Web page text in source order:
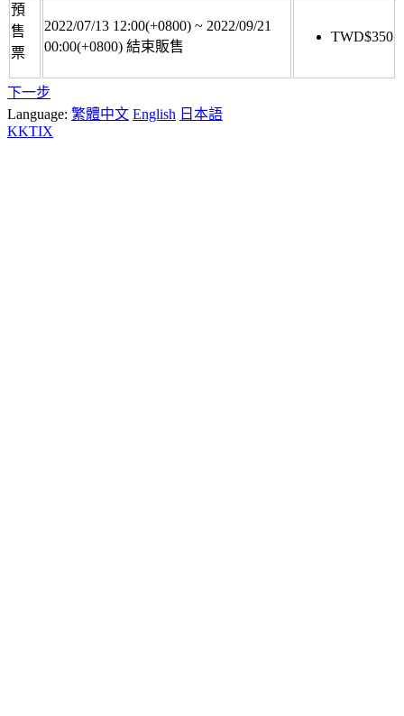
預
售
票
2022/07/13 12:00(+0800) ~ 2022/09/21
00:00(+0800) 結束販售
TWD$350
下一步
Language: 繁體中文 English 日本語
KKTIX